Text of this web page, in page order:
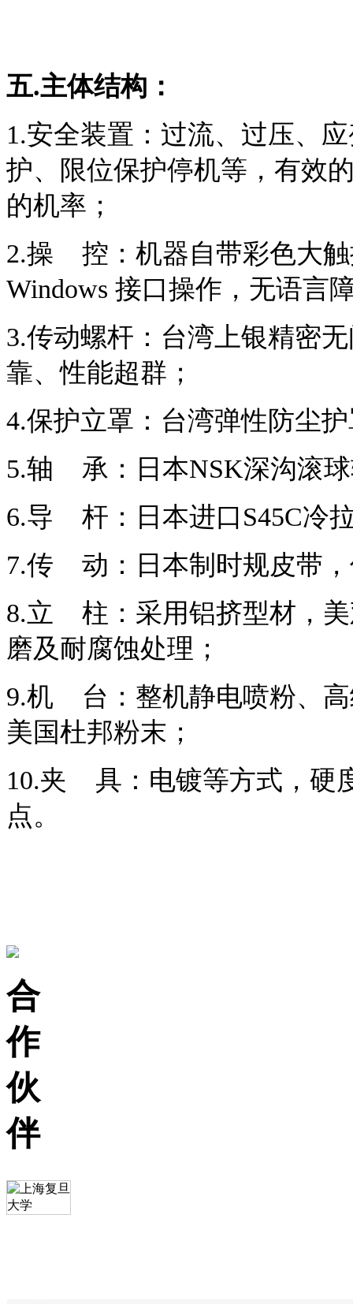
五.主体结构：
1.安全装置：过流、过压、
护、限位保护停机等，有效
的机率；
2.操 控：机器自带彩色大
Windows 接口操作，无语言
3.传动螺杆：台湾上银精密
靠、性能超群；
4.保护立罩：台湾弹性防尘
5.轴 承：日本NSK深沟滚
6.导 杆：日本进口S45C冷
7.传 动：日本制时规皮带
8.立 柱：采用铝挤型材，
磨及耐腐蚀处理；
9.机 台：整机静电喷粉、
美国杜邦粉末；
10.夹 具：电镀等方式，硬
点。
合
作
伙
伴